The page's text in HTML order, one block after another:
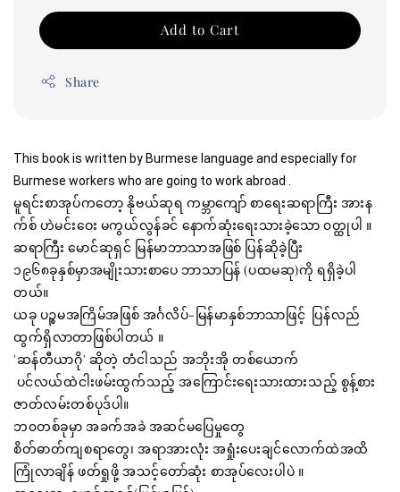
Add to Cart
Share
This book is written by Burmese language and especially for
Burmese workers who are going to work abroad .
မူရင်းစာအုပ်ကတော့ နိုဗယ်ဆုရ ကမ္ဘာ‌‌ကျော် စာရေးဆရာကြီး အားန
က်စ် ဟဲမင်းဝေး မကွယ်လွန်ခင် နောက်ဆုံးရေးသားခဲ့သော ၀တ္ထုပါ ။
ဆရာကြီး မောင်ဆုရှင် မြန်မာဘာသာအဖြစ် ပြန်ဆိုခဲ့ပြီး
၁၉၆၈ခုနှစ်မှာအမျိုးသားစာပေ ဘာသာပြန် (ပထမဆု)ကို ရရှိခဲ့ပါ
တယ်။
ယခု ပဉ္စမအကြိမ်အဖြစ် အင်္ဂလိပ်-မြန်မာနှစ်ဘာသာဖြင့် ပြန်လည်
ထွက်ရှိလာတာဖြစ်ပါတယ် ။
'ဆန်တီယာဂို' ဆိုတဲ့ တံငါသည် အဘိုးအို တစ်ယောက်
ပင်လယ်ထဲငါးဖမ်းထွက်သည့် အကြောင်းရေးသားထားသည့် စွန့်စား
ဇာတ်လမ်းတစ်ပုဒ်ပါ။
ဘ၀တစ်ခုမှာ အခက်အခဲ အဆင်မပြေမှုတွေ
စိတ်ဓာတ်ကျစရာတွေ၊ အရာအားလုံး အရှုံးပေးချင်လောက်ထဲအထိ
ကြုံလာချိန် ဖတ်ရှုဖို့ အသင့်တော်ဆုံး စာအုပ်လေးပါပဲ ။